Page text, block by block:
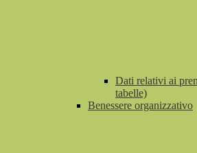
Dati relativi ai
tabelle)
Benessere organizzativo